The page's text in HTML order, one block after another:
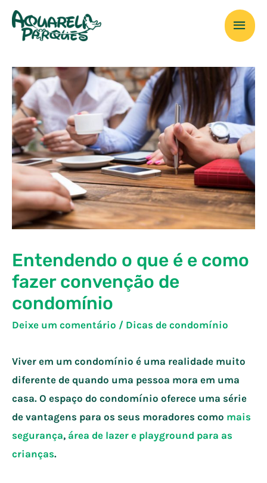
para
conteúdo
Entendendo o que é e como
fazer convenção de
condomínio
Deixe um comentário / Dicas de condomínio
Viver em um condomínio é uma realidade muito
diferente de quando uma pessoa mora em uma
casa. O espaço do condomínio oferece uma série
de vantagens para os seus moradores como mais
segurança, área de lazer e playground para as
crianças.